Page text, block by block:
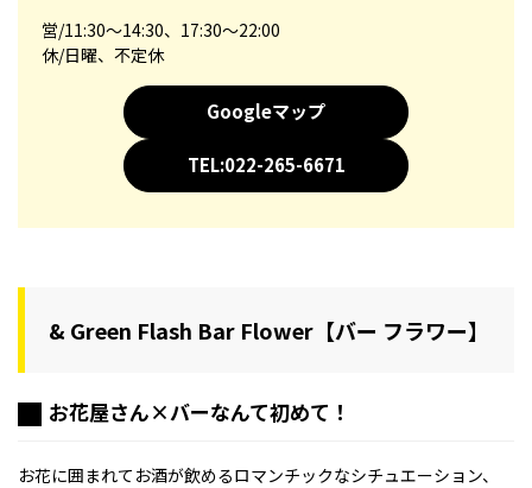
営/11:30～14:30、17:30～22:00
休/日曜、不定休
Googleマップ
TEL:022-265-6671
& Green Flash Bar Flower【バー フラワー】
お花屋さん×バーなんて初めて！
お花に囲まれてお酒が飲めるロマンチックなシチュエーション、